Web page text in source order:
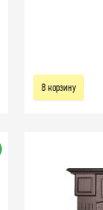
В корзину